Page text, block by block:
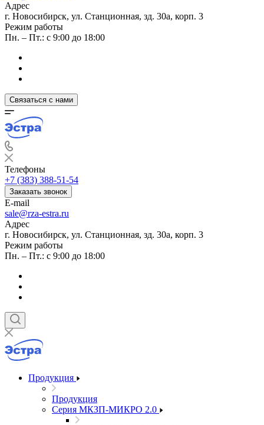
Адрес
г. Новосибирск, ул. Станционная, зд. 30а, корп. 3
Режим работы
Пн. – Пт.: с 9:00 до 18:00
Связаться с нами
Телефоны
+7 (383) 388-51-54
Заказать звонок
E-mail
sale@rza-estra.ru
Адрес
г. Новосибирск, ул. Станционная, зд. 30а, корп. 3
Режим работы
Пн. – Пт.: с 9:00 до 18:00
Продукция
Продукция
Серия МКЗП-МИКРО 2.0